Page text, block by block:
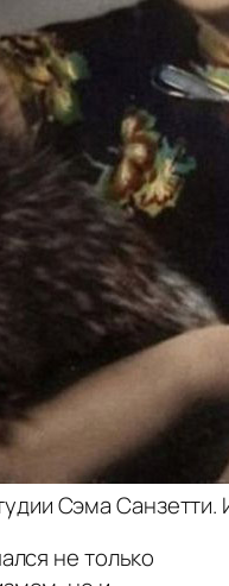
Сэма
не только